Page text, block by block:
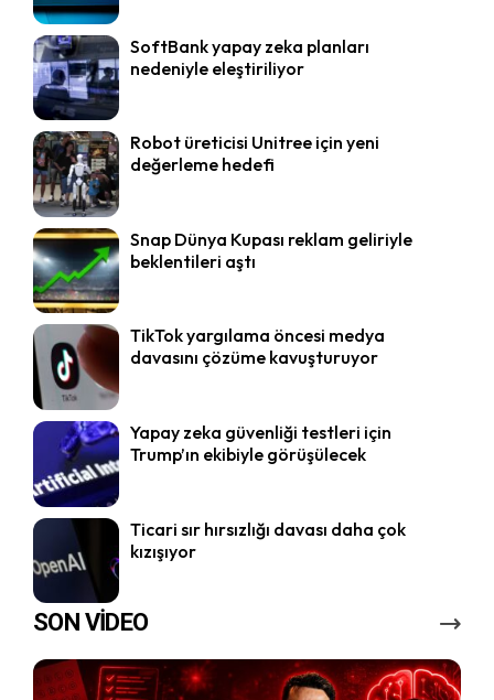
SoftBank yapay zeka planları
nedeniyle eleştiriliyor
Robot üreticisi Unitree için yeni
değerleme hedefi
Snap Dünya Kupası reklam geliriyle
beklentileri aştı
TikTok yargılama öncesi medya
davasını çözüme kavuşturuyor
Yapay zeka güvenliği testleri için
Trump’ın ekibiyle görüşülecek
Ticari sır hırsızlığı davası daha çok
kızışıyor
SON VİDEO